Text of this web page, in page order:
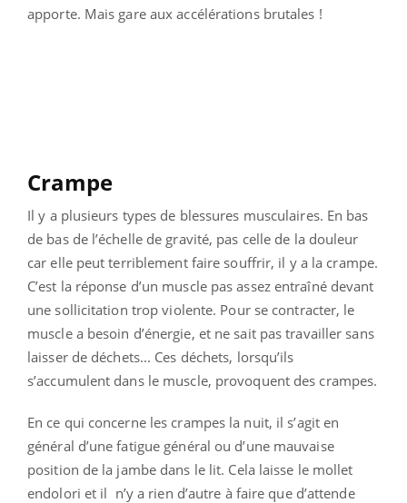
apporte. Mais gare aux accélérations brutales !
Crampe
Il y a plusieurs types de blessures musculaires. En bas
de bas de l’échelle de gravité, pas celle de la douleur
car elle peut terriblement faire souffrir, il y a la crampe.
C’est la réponse d’un muscle pas assez entraîné devant
une sollicitation trop violente. Pour se contracter, le
muscle a besoin d’énergie, et ne sait pas travailler sans
laisser de déchets... Ces déchets, lorsqu’ils
s’accumulent dans le muscle, provoquent des crampes.
En ce qui concerne les crampes la nuit, il s’agit en
général d’une fatigue général ou d’une mauvaise
position de la jambe dans le lit. Cela laisse le mollet
endolori et il n’y a rien d’autre à faire que d’attende